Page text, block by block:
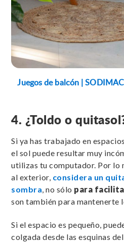
Juegos de balcón | SODIMAC
4. ¿Toldo o
Si ya has trabajado en
el sol puede resultar muy
utilizas tu computador. Por lo
al exterior, considera un
sombra, no sólo para
son también para mantenerte
Si el espacio es pequeño,
colgada desde las esquinas